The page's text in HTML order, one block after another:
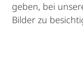
geben, bei
Bilder zu